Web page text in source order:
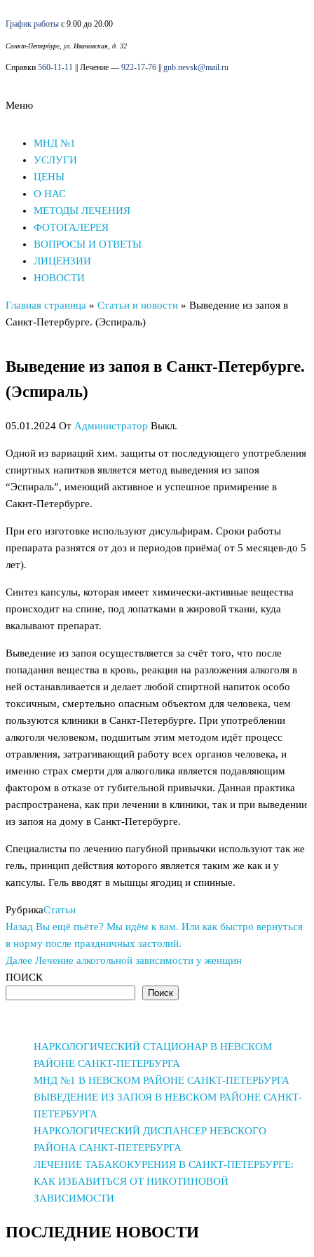
к
содержимому
График работы с 9.00 до 20.00
Санкт-Петербург, ул. Ивановская, д. 32
Справки 560-11-11 || Лечение — 922-17-76 gnb.nevsk@mail.ru
Меню
МНД №1
УСЛУГИ
ЦЕНЫ
О НАС
МЕТОДЫ ЛЕЧЕНИЯ
ФОТОГАЛЕРЕЯ
ВОПРОСЫ И ОТВЕТЫ
ЛИЦЕНЗИИ
НОВОСТИ
Главная страница » Статьи и новости » Выведение из запоя в
Санкт-Петербурге. (Эспираль)
Выведение из запоя в Санкт-Петербурге.
(Эспираль)
05.01.2024 От Администратор Выкл.
Одной из вариаций хим. защиты от последующего употребления
спиртных напитков является метод выведения из запоя
“Эспираль”, имеющий активное и успешное примирение в
Сакнт-Петербурге.
При его изготовке используют дисульфирам. Сроки работы
препарата разнятся от доз и периодов приёма( от 5 месяцев-до 5
лет).
Синтез капсулы, которая имеет химически-активные вещества
происходит на спине, под лопатками в жировой ткани, куда
вкалывают препарат.
Выведение из запоя осуществляется за счёт того, что после
попадания вещества в кровь, реакция на разложения алкоголя в
ней останавливается и делает любой спиртной напиток особо
токсичным, смертельно опасным объектом для человека, чем
пользуются клиники в Санкт-Петербурге. При употреблении
алкоголя человеком, подшитым этим методом идёт процесс
отравления, затрагивающий работу всех органов человека, и
именно страх смерти для алкоголика является подавляющим
фактором в отказе от губительной привычки. Данная практика
распространена, как при лечении в клиники, так и при выведении
из запоя на дому в Санкт-Петербурге.
Специалисты по лечению пагубной привычки используют так же
гель, принцип действия которого является таким же как и у
капсулы. Гель вводят в мышцы ягодиц и спинные.
РубрикаСтатьи
Навигация
по
записям
Предыдущая
запись
Назад Вы ещё пьёте? Мы идём к вам. Или как быстро вернуться
в норму после праздничных застолий.
Следующая
запись
Далее Лечение алкогольной зависимости у женщин
ПОИСК
Поиск
НАРКОЛОГИЧЕСКИЙ СТАЦИОНАР В НЕВСКОМ
РАЙОНЕ САНКТ-ПЕТЕРБУРГА
МНД №1 В НЕВСКОМ РАЙОНЕ САНКТ-ПЕТЕРБУРГА
ВЫВЕДЕНИЕ ИЗ ЗАПОЯ В НЕВСКОМ РАЙОНЕ САНКТ-
ПЕТЕРБУРГА
НАРКОЛОГИЧЕСКИЙ ДИСПАНСЕР НЕВСКОГО
РАЙОНА САНКТ-ПЕТЕРБУРГА
ЛЕЧЕНИЕ ТАБАКОКУРЕНИЯ В САНКТ-ПЕТЕРБУРГЕ:
КАК ИЗБАВИТЬСЯ ОТ НИКОТИНОВОЙ
ЗАВИСИМОСТИ
ПОСЛЕДНИЕ НОВОСТИ